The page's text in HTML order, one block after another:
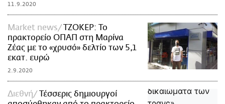
11.9.2020
Market news
TZOKEΡ: Το
πρακτορείο ΟΠΑΠ στη Μαρίνα
Ζέας με το «χρυσό» δελτίο των 5,1
εκατ. ευρώ
2.9.2020
Διεθνή
Τέσσερις δημιουργοί